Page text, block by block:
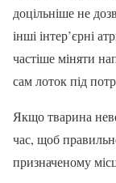
доцільніше не
інші інтер’єрні
частіше міняти
сам лоток під
Якщо тварина
час, щоб
призначеному